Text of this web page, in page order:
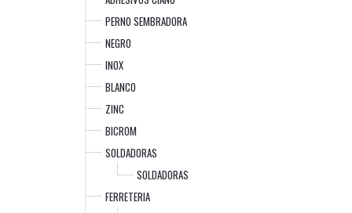
PERNO SEMBRADORA
NEGRO
INOX
BLANCO
ZINC
BICROM
SOLDADORAS
SOLDADORAS
FERRETERIA